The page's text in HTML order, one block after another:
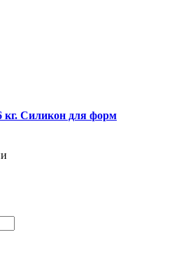
кг. Силикон для форм